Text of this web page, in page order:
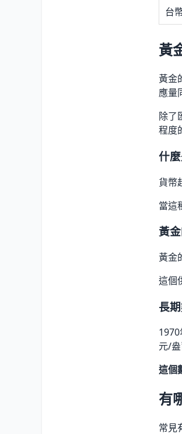
台
黃
黃金
應量
除了
程度
什
貨幣
當這
黃
黃金
這個
長
元/
這個
有
常見